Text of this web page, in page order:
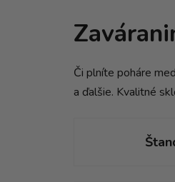
Či plníte poháre
a ďalšie. Kvalitné